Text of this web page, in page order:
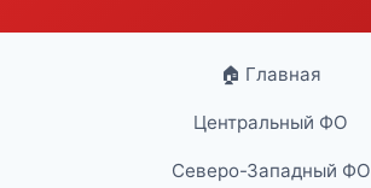
🏠 Главная
Центральный ФО
Северо-Западный ФО